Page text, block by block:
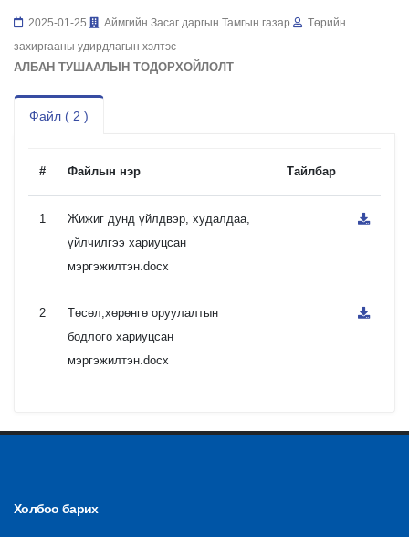
2025-01-25 Аймгийн Засаг даргын Тамгын газар
Төрийн
захиргааны удирдлагын хэлтэс
АЛБАН ТУШААЛЫН ТОДОРХОЙЛОЛТ
Файл ( 2 )
# Файлын нэр Тайлбар
1
Жижиг дунд үйлдвэр, худалдаа,
үйлчилгээ хариуцсан
мэргэжилтэн.docx
2
Төсөл,хөрөнгө оруулалтын
бодлого хариуцсан
мэргэжилтэн.docx
Холбоо барих